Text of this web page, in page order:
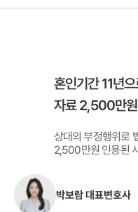
혼인기간 11년
자료 2,500만원
상대의 부정행위로
2,500만원 인용된
박보람 대표변호사